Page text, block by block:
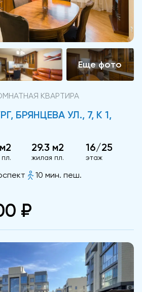
КВАРТИРА
БРЯНЦЕВА УЛ., 7, К 1,
29.3 м2
жилая пл.
16/25
этаж
10 мин. пеш.
₽